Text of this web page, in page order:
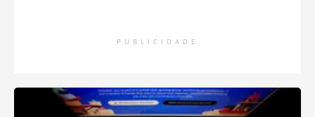
PUBLICIDADE